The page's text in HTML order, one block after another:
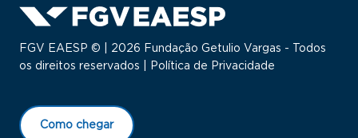
FGV EAESP © | 2026 Fundação Getulio Vargas - Todos
os direitos reservados |
Política de Privacidade
Como chegar